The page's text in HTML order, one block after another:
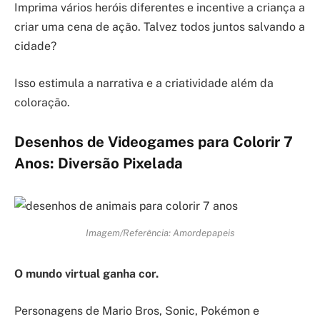
Imprima vários heróis diferentes e incentive a criança a
criar uma cena de ação. Talvez todos juntos salvando a
cidade?
Isso estimula a narrativa e a criatividade além da
coloração.
Desenhos de Videogames para Colorir 7
Anos: Diversão Pixelada
Imagem/Referência: Amordepapeis
O mundo virtual ganha cor.
Personagens de Mario Bros, Sonic, Pokémon e